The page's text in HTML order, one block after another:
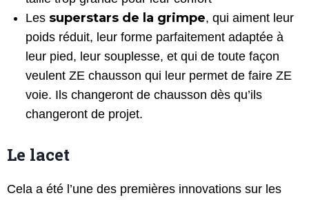
Les superstars de la grimpe, qui aiment leur
poids réduit, leur forme parfaitement adaptée à
leur pied, leur souplesse, et qui de toute façon
veulent ZE chausson qui leur permet de faire ZE
voie. Ils changeront de chausson dès qu’ils
changeront de projet.
Le lacet
Cela a été l’une des premières innovations sur les